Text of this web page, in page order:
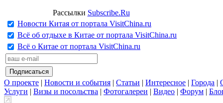
Рассылки Subscribe.Ru
Новости Китая от портала VisitChina.ru
Всё об отдыхе в Китае от портала VisitChina.ru
Всё о Китае от портала VisitChina.ru
О проекте | Новости и события | Статьи | Интересное | Города |
Услуги | Визы и посольства | Фотогалереи | Видео | Форум |